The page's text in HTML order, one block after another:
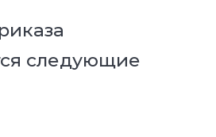
следующие